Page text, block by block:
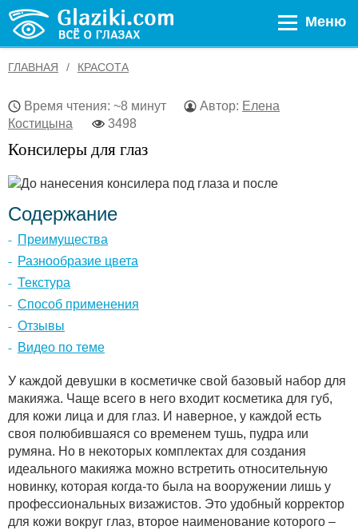
Меню
ГЛАВНАЯ КРАСОТА
Время чтения: ~8 минут Автор: Елена
Костицына
3498
Консилеры для глаз
Содержание
Преимущества
Разнообразие цвета
Текстура
Способ применения
Отзывы
Видео по теме
У каждой девушки в косметичке свой базовый набор для
макияжа. Чаще всего в него входит косметика для губ,
для кожи лица и для глаз. И наверное, у каждой есть
своя полюбившаяся со временем тушь, пудра или
румяна. Но в некоторых комплектах для создания
идеального макияжа можно встретить относительную
новинку, которая когда-то была на вооружении лишь у
профессиональных визажистов. Это удобный корректор
для кожи вокруг глаз, второе наименование которого –